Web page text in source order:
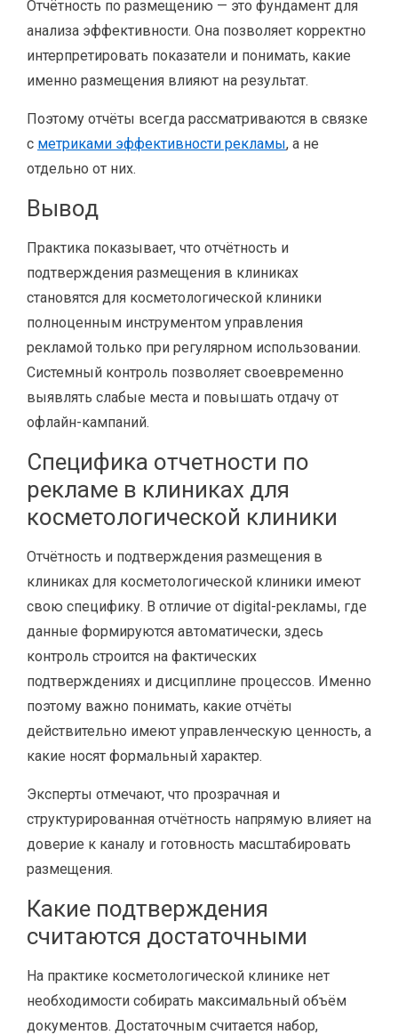
Отчётность по размещению — это фундамент для
анализа эффективности. Она позволяет корректно
интерпретировать показатели и понимать, какие
именно размещения влияют на результат.
Поэтому отчёты всегда рассматриваются в связке
с метриками эффективности рекламы, а не
отдельно от них.
Вывод
Практика показывает, что отчётность и
подтверждения размещения в клиниках
становятся для косметологической клиники
полноценным инструментом управления
рекламой только при регулярном использовании.
Системный контроль позволяет своевременно
выявлять слабые места и повышать отдачу от
офлайн-кампаний.
Специфика отчетности по
рекламе в клиниках для
косметологической клиники
Отчётность и подтверждения размещения в
клиниках для косметологической клиники имеют
свою специфику. В отличие от digital-рекламы, где
данные формируются автоматически, здесь
контроль строится на фактических
подтверждениях и дисциплине процессов. Именно
поэтому важно понимать, какие отчёты
действительно имеют управленческую ценность, а
какие носят формальный характер.
Эксперты отмечают, что прозрачная и
структурированная отчётность напрямую влияет на
доверие к каналу и готовность масштабировать
размещения.
Какие подтверждения
считаются достаточными
На практике косметологической клинике нет
необходимости собирать максимальный объём
документов. Достаточным считается набор,